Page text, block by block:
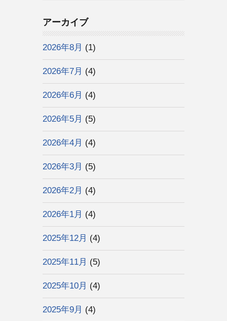
アーカイブ
2026年8月 (1)
2026年7月 (4)
2026年6月 (4)
2026年5月 (5)
2026年4月 (4)
2026年3月 (5)
2026年2月 (4)
2026年1月 (4)
2025年12月 (4)
2025年11月 (5)
2025年10月 (4)
2025年9月 (4)